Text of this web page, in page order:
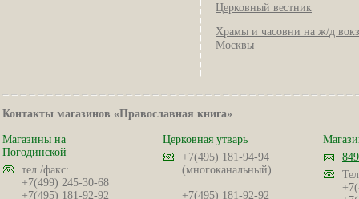
Церковный вестник
Храмы и часовни на ж/д
Москвы
Контакты магазинов «Православная книга»
Магазины на
Погодинской
тел./факс:
+7(499) 245-30-68
+7(495) 181-92-92
Церковная утварь
+7(495) 181-94-94
(многоканальный)
+7(495) 181-92-92